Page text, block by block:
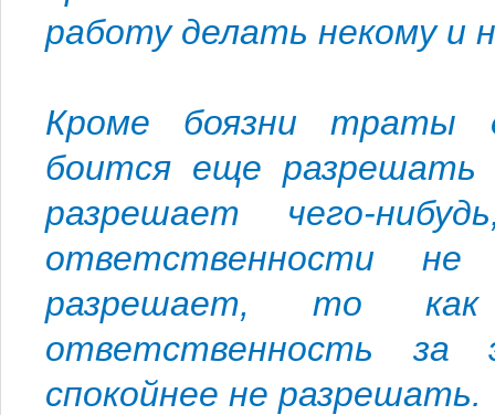
работу делать некому и
Кроме боязни траты
боится еще разрешать
разрешает чего-
ответственности
разрешает, то
ответственность
спокойнее не разрешать.